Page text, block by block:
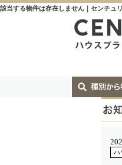
該当する物件は存在しません｜センチュ